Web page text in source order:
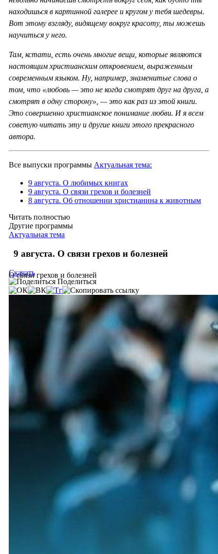
находишься в картинной галерее и кругом у тебя шедевры.
Вот этому взгляду, видящему вокруг красоту, ты можешь
научиться у него.
Там, кстати, есть очень многие вещи, которые являются
настоящим христианским откровением, выраженным
современным языком. Ну, например, знаменитые слова о
том, что «любовь — это не когда смотрят друг на друга, а
смотрят в одну сторону», — это как раз из этой книги.
Это совершенно христианское понимание любви. И я всем
советую читать эту и другие книги этого прекрасного
автора.
Все выпуски программы Актуальная тема:
9 августа. О любимых книгах
9 августа. О связи грехов и болезней
8 августа. Об отношении христианина к животным
Читать полностью
Другие программы
Актуальная тема
9 августа. О связи грехов и болезней
О связи грехов и болезней
Скачать
Поделиться